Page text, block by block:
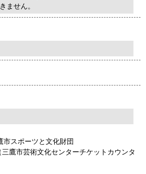
ません。
市スポーツと文化財団
鷹市芸術文化センターチケットカウンタ